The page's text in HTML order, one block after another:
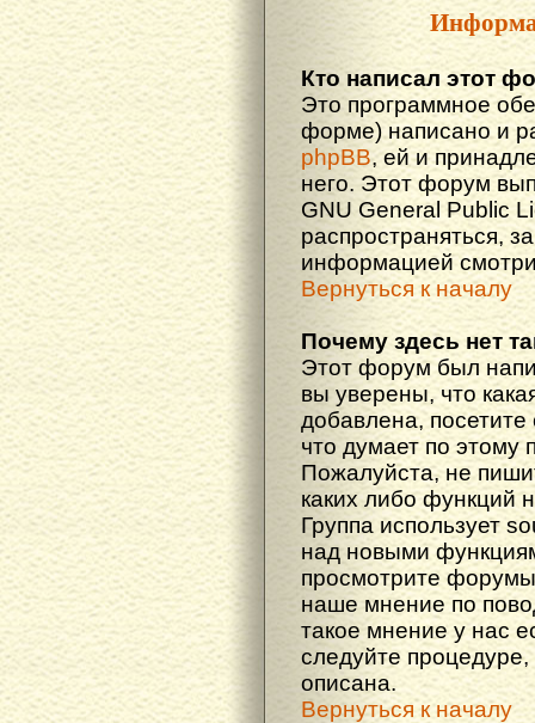
Кто написал этот
Это программное
форме) написано и
phpBB, ей и
него. Этот форум
GNU General Public
распространяться,
информацией
Вернуться к началу
Почему здесь нет
Этот форум был
вы уверены, что
добавлена,
что думает по этому
Пожалуйста, не
каких либо функций
Группа использует
над новыми
просмотрите
наше мнение по
такое мнение у нас
следуйте процедуре,
описана.
Вернуться к началу